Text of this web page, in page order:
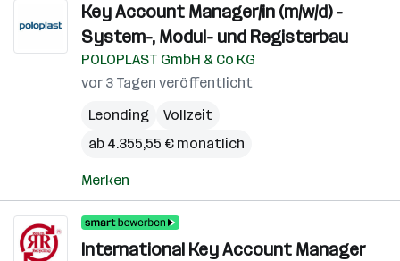
Key Account Manager/in (m/w/d) -
System-, Modul- und Registerbau
POLOPLAST GmbH & Co KG
vor 3 Tagen veröffentlicht
Leonding
Vollzeit
ab 4.355,55 € monatlich
Merken
International Key Account Manager